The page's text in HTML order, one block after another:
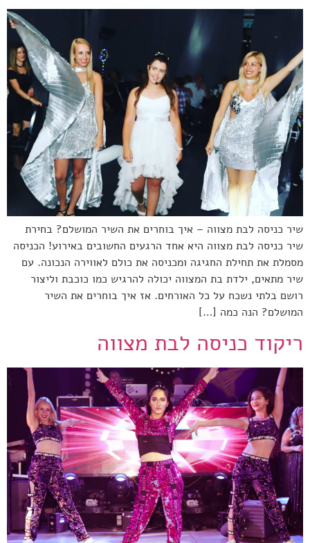
שיר כניסה לבת מצווה – איך בוחרים את השיר המושלם? בחירת
שיר כניסה לבת מצווה היא אחד הרגעים החשובים באירוע! הכניסה
מסמלת את תחילת החגיגה ומכניסה את כולם לאווירה הנכונה. עם
שיר מתאים, ילדת בת המצווה יכולה להרגיש כמו כוכבת וליצור
רושם בלתי נשכח על כל האורחים. אז איך בוחרים את השיר
המושלם? הנה כמה […]
ריקוד כניסה לבת מצווה